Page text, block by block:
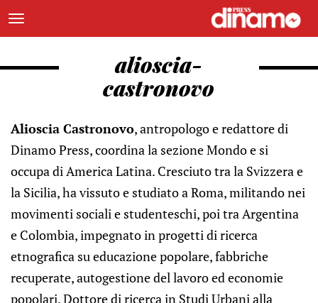
alioscia-
castronovo
Alioscia Castronovo, antropologo e redattore di
Dinamo Press, coordina la sezione Mondo e si
occupa di America Latina. Cresciuto tra la Svizzera e
la Sicilia, ha vissuto e studiato a Roma, militando nei
movimenti sociali e studenteschi, poi tra Argentina
e Colombia, impegnato in progetti di ricerca
etnografica su educazione popolare, fabbriche
recuperate, autogestione del lavoro ed economie
popolari. Dottore di ricerca in Studi Urbani alla